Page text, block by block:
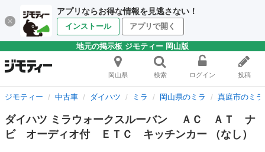
アプリならお得な情報を見逃さない！
インストール アプリで開く
地元の掲示板 ジモティー 岡山版
岡山県 検索 ログイン 投稿
ジモティー 中古車 ダイハツ ミラ 岡山県のミラ 真庭市のミラ
ダイハツ ミラウォークスルーバン ＡＣ ＡＴ ナ
ビ オーディオ付 ＥＴＣ キッチンカー （なし）